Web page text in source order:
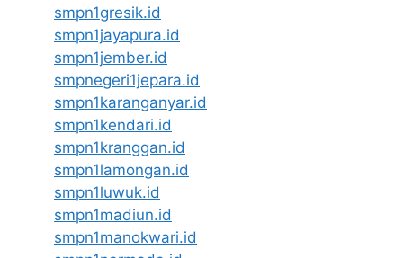
smpn1gresik.id
smpn1jayapura.id
smpn1jember.id
smpnegeri1jepara.id
smpn1karanganyar.id
smpn1kendari.id
smpn1kranggan.id
smpn1lamongan.id
smpn1luwuk.id
smpn1madiun.id
smpn1manokwari.id